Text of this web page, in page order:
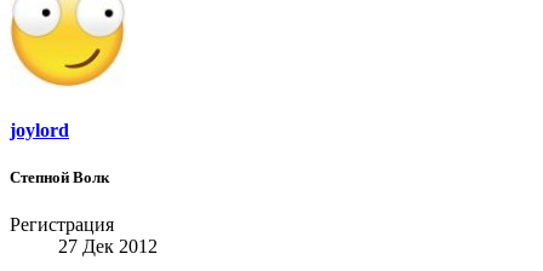
joylord
Степной Волк
Регистрация
27 Дек 2012